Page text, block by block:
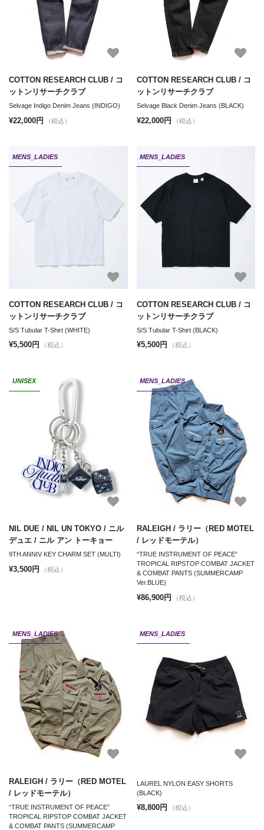
COTTON RESEARCH CLUB / コ
ットンリサーチクラブ
Selvage Indigo Denim Jeans (INDIGO)
¥22,000円 （税込）
COTTON RESEARCH CLUB / コ
ットンリサーチクラブ
Selvage Black Denim Jeans (BLACK)
¥22,000円 （税込）
MENS_LADIES
COTTON RESEARCH CLUB / コ
ットンリサーチクラブ
S/S Tubular T-Shirt (WHITE)
¥5,500円 （税込）
MENS_LADIES
COTTON RESEARCH CLUB / コ
ットンリサーチクラブ
S/S Tubular T-Shirt (BLACK)
¥5,500円 （税込）
UNISEX
NIL DUE / NIL UN TOKYO / ニル
デュエ / ニル アン トーキョー
9TH ANNIV KEY CHARM SET (MULTI)
¥3,500円 （税込）
MENS_LADIES
RALEIGH / ラリー（RED MOTEL
/ レッドモーテル）
“TRUE INSTRUMENT OF PEACE”
TROPICAL RIPSTOP COMBAT JACKET
& COMBAT PANTS (SUMMERCAMP
Ver.BLUE)
¥86,900円 （税込）
MENS_LADIES
RALEIGH / ラリー（RED MOTEL
/ レッドモーテル）
“TRUE INSTRUMENT OF PEACE”
TROPICAL RIPSTOP COMBAT JACKET
& COMBAT PANTS (SUMMERCAMP
MENS_LADIES
LAUREL NYLON EASY SHORTS
(BLACK)
¥8,800円 （税込）